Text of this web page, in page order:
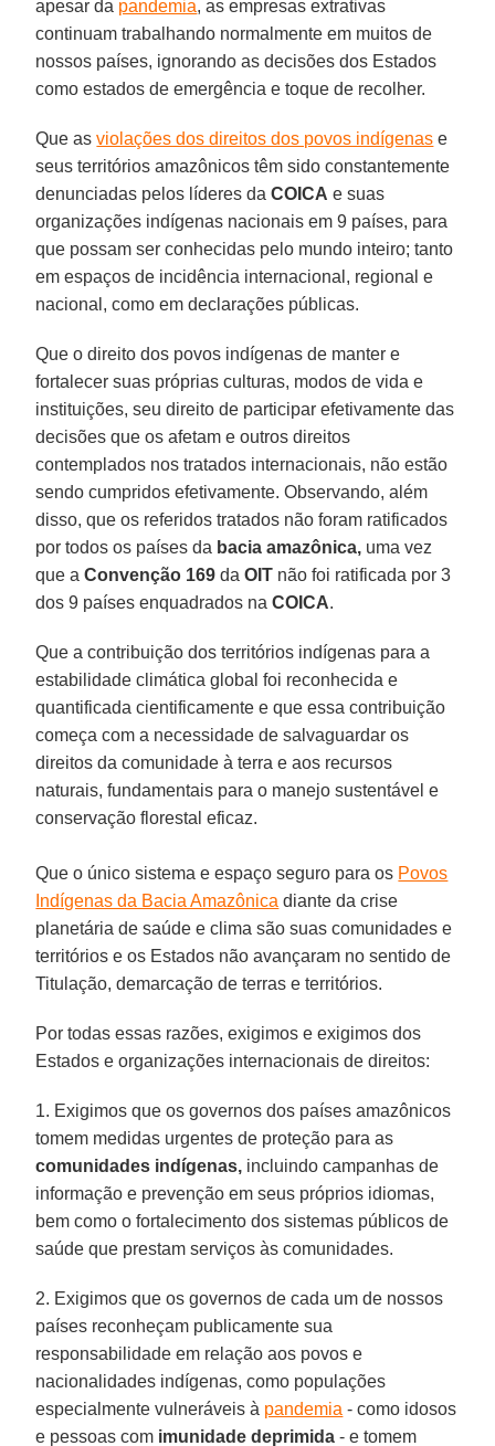
apesar da pandemia, as empresas extrativas
continuam trabalhando normalmente em muitos de
nossos países, ignorando as decisões dos Estados
como estados de emergência e toque de recolher.
Que asviolações dos direitos dos povos indígenas e
seus territórios amazônicos têm sido constantemente
denunciadas pelos líderes daCOICA e suas
organizações indígenas nacionais em 9 países, para
que possam ser conhecidas pelo mundo inteiro; tanto
em espaços de incidência internacional, regional e
nacional, como em declarações públicas.
Que o direito dos povos indígenas de manter e
fortalecer suas próprias culturas, modos de vida e
instituições, seu direito de participar efetivamente das
decisões que os afetam e outros direitos
contemplados nos tratados internacionais, não estão
sendo cumpridos efetivamente. Observando, além
disso, que os referidos tratados não foram ratificados
por todos os países da bacia amazônica, uma vez
que aConvenção 169 daOIT não foi ratificada por 3
dos 9 países enquadrados naCOICA.
Que a contribuição dos territórios indígenas para a
estabilidade climática global foi reconhecida e
quantificada cientificamente e que essa contribuição
começa com a necessidade de salvaguardar os
direitos da comunidade à terra e aos recursos
naturais, fundamentais para o manejo sustentável e
conservação florestal eficaz.
Que o único sistema e espaço seguro para os Povos
Indígenas da Bacia Amazônica diante da crise
planetária de saúde e clima são suas comunidades e
territórios e os Estados não avançaram no sentido de
Titulação, demarcação de terras e territórios.
Por todas essas razões, exigimos e exigimos dos
Estados e organizações internacionais de direitos:
1. Exigimos que os governos dos países amazônicos
tomem medidas urgentes de proteção para as
comunidades indígenas, incluindo campanhas de
informação e prevenção em seus próprios idiomas,
bem como o fortalecimento dos sistemas públicos de
saúde que prestam serviços às comunidades.
2. Exigimos que os governos de cada um de nossos
países reconheçam publicamente sua
responsabilidade em relação aos povos e
nacionalidades indígenas, como populações
especialmente vulneráveis à pandemia - como idosos
e pessoas com imunidade deprimida - e tomem